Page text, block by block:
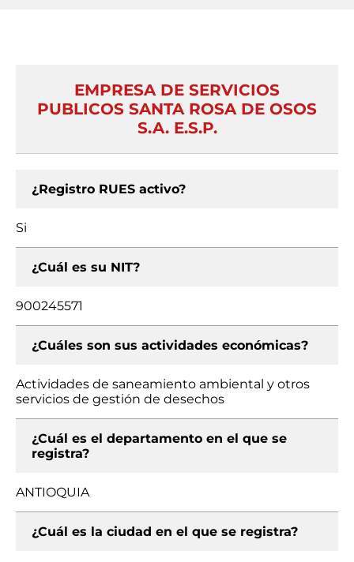
EMPRESA DE SERVICIOS
PUBLICOS SANTA ROSA DE OSOS
S.A. E.S.P.
¿Registro RUES activo?
Si
¿Cuál es su NIT?
900245571
¿Cuáles son sus actividades económicas?
Actividades de saneamiento ambiental y otros
servicios de gestión de desechos
¿Cuál es el departamento en el que se
registra?
ANTIOQUIA
¿Cuál es la ciudad en el que se registra?